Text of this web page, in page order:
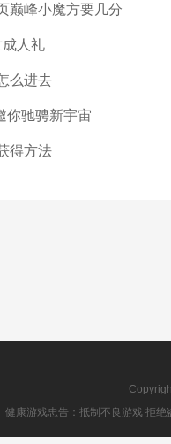
巅峰小魔方要几分
人礼
么进去
你驰骋新宇宙
得方法
健康游戏忠告：抵制不良游戏 拒